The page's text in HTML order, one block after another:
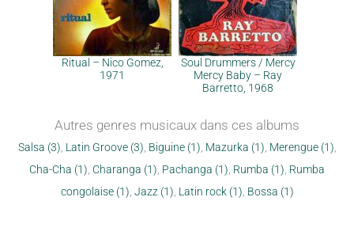
Ritual – Nico Gomez,
1971
Soul Drummers / Mercy
Mercy Baby – Ray
Barretto, 1968
Autres genres musicaux dans ces albums
Salsa (3) Latin Groove (3) Biguine (1) Mazurka (1) Merengue (1)
Cha-Cha (1) Charanga (1) Pachanga (1) Rumba (1) Rumba
congolaise (1) Jazz (1) Latin rock (1) Bossa (1)